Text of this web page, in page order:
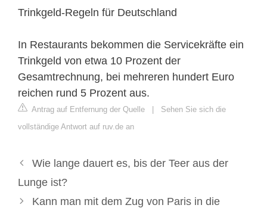
Trinkgeld-Regeln für Deutschland
In Restaurants bekommen die Servicekräfte ein
Trinkgeld von etwa 10 Prozent der
Gesamtrechnung, bei mehreren hundert Euro
reichen rund 5 Prozent aus.
Antrag auf Entfernung der Quelle | Sehen Sie sich die
vollständige Antwort auf ruv.de an
Wie lange dauert es, bis der Teer aus der
Lunge ist?
Kann man mit dem Zug von Paris in die